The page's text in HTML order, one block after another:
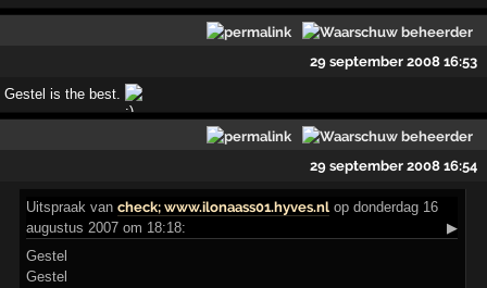
29 september 2008 16:53
Gestel is the best.
29 september 2008 16:54
Uitspraak vancheck; www.ilonaass01.hyves.nl op donderdag 16
augustus 2007 om 18:18:
▶
Gestel
Gestel